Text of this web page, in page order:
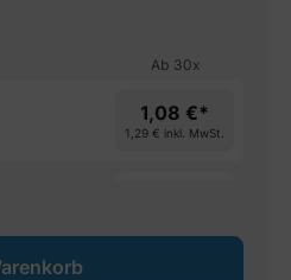
Ab 30x
1,08 €*
1,29 € inkl. MwSt.
Wert ein oder